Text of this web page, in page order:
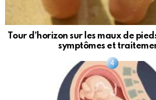
Tour d’horizon sur les maux de
symptômes et